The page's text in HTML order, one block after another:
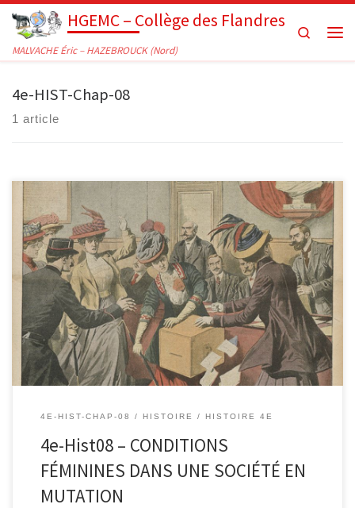
Passer au contenuHGEMC – Collège des Flandres
MALVACHE Éric – HAZEBROUCK (Nord)
Search
4e-HIST-Chap-08
1 article
4E-HIST-CHAP-08 HISTOIRE HISTOIRE 4E
4e-Hist08 – CONDITIONS
FÉMININES DANS UNE SOCIÉTÉ EN
MUTATION